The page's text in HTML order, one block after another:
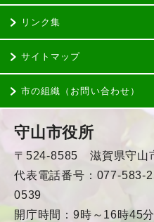
リンク集
サイトマップ
市の組織（お問い合わせ）
守山市役所
〒524-8585 滋賀県守山
代表電話番号：077-
0539
開庁時間：9時～16時45分